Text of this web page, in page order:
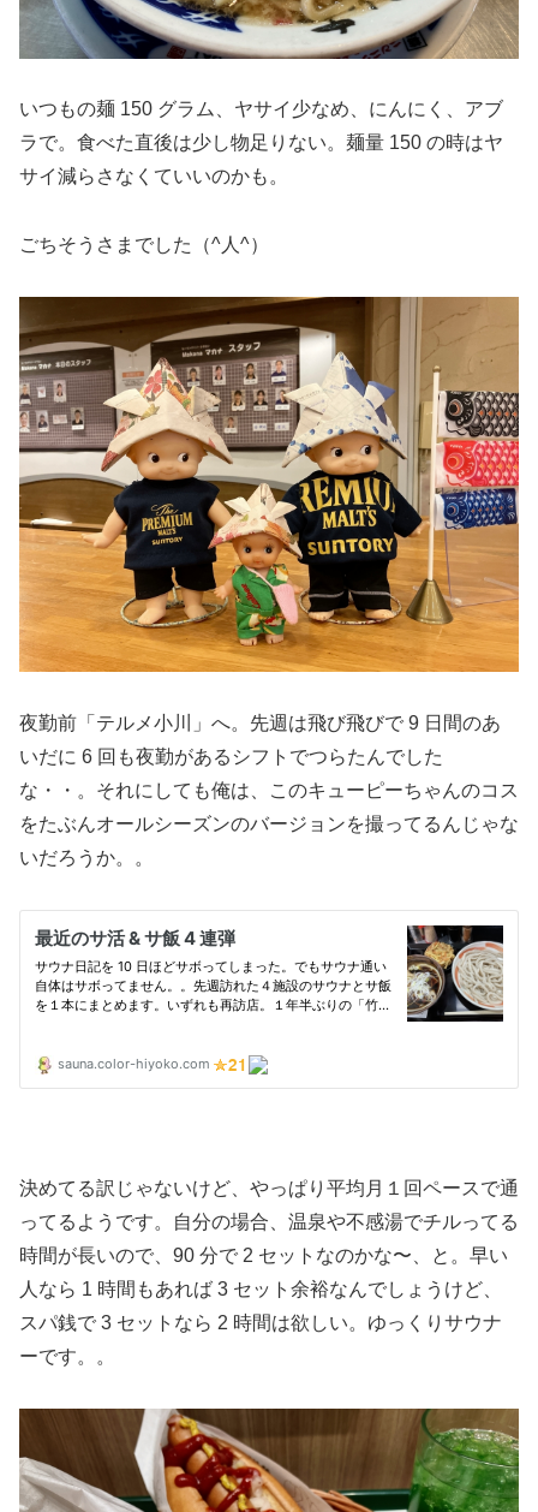
いつもの麺 150 グラム、ヤサイ少なめ、にんにく、アブ
ラで。食べた直後は少し物足りない。麺量 150 の時はヤ
サイ減らさなくていいのかも。
ごちそうさまでした（^人^）
夜勤前「テルメ小川」へ。先週は飛び飛びで 9 日間のあ
いだに 6 回も夜勤があるシフトでつらたんでした
な・・。それにしても俺は、このキューピーちゃんのコス
をたぶんオールシーズンのバージョンを撮ってるんじゃな
いだろうか。。
決めてる訳じゃないけど、やっぱり平均月１回ペースで通
ってるようです。自分の場合、温泉や不感湯でチルってる
時間が長いので、90 分で 2 セットなのかな〜、と。早い
人なら 1 時間もあれば 3 セット余裕なんでしょうけど、
スパ銭で 3 セットなら 2 時間は欲しい。ゆっくりサウナ
ーです。。